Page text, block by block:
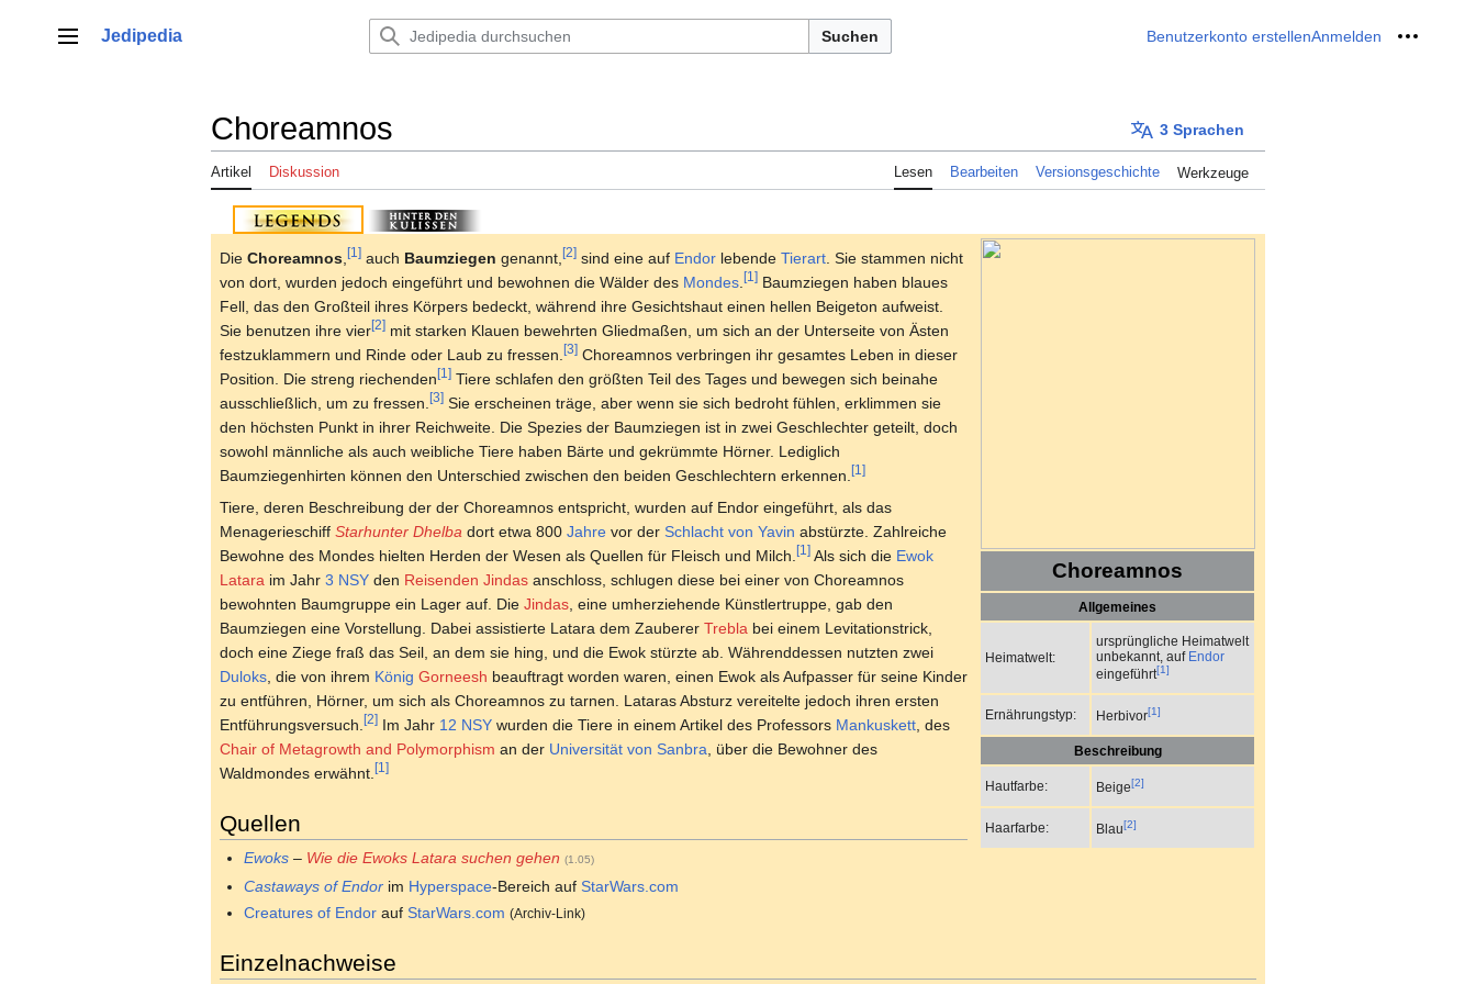
springenHauptmenü
Jedipedia Suchen Benutzerkonto erstellenAnmelden Meine
Choreamnos 3 Sprachen
Artikel Diskussion Lesen Bearbeiten Versionsgeschichte Werkzeuge
Choreamnos
Allgemeines
Heimatwelt:
ursprüngliche Heimatwelt
unbekannt, auf Endor
eingeführt[1]
Ernährungstyp: Herbivor[1]
Beschreibung
Hautfarbe: Beige[2]
Haarfarbe: Blau[2]
Die Choreamnos [1] auch Baumziegen genannt, [2] sind eine auf Endor lebende Tierart . Sie stammen nicht
von dort, wurden jedoch eingeführt und bewohnen die Wälder des Mondes [1] Baumziegen haben blaues
Fell, das den Großteil ihres Körpers bedeckt, während ihre Gesichtshaut einen hellen Beigeton aufweist.
Sie benutzen ihre vier[2] mit starken Klauen bewehrten Gliedmaßen, um sich an der Unterseite von Ästen
festzuklammern und Rinde oder Laub zu fressen. [3] Choreamnos verbringen ihr gesamtes Leben in dieser
Position. Die streng riechenden [1] Tiere schlafen den größten Teil des Tages und bewegen sich beinahe
ausschließlich, um zu fressen. [3] Sie erscheinen träge, aber wenn sie sich bedroht fühlen, erklimmen sie
den höchsten Punkt in ihrer Reichweite. Die Spezies der Baumziegen ist in zwei Geschlechter geteilt, doch
sowohl männliche als auch weibliche Tiere haben Bärte und gekrümmte Hörner. Lediglich
Baumziegenhirten können den Unterschied zwischen den beiden Geschlechtern erkennen. [1]
Tiere, deren Beschreibung der der Choreamnos entspricht, wurden auf Endor eingeführt, als das
Menagerieschiff Starhunter Dhelba dort etwa 800 Jahre vor der Schlacht von Yavin abstürzte. Zahlreiche
Bewohne des Mondes hielten Herden der Wesen als Quellen für Fleisch und Milch. [1] Als sich die Ewok
Latara im Jahr 3 NSY den Reisenden Jindas anschloss, schlugen diese bei einer von Choreamnos
bewohnten Baumgruppe ein Lager auf. Die Jindas , eine umherziehende Künstlertruppe, gab den
Baumziegen eine Vorstellung. Dabei assistierte Latara dem Zauberer Trebla bei einem Levitationstrick,
doch eine Ziege fraß das Seil, an dem sie hing, und die Ewok stürzte ab. Währenddessen nutzten zwei
Duloks , die von ihrem König Gorneesh beauftragt worden waren, einen Ewok als Aufpasser für seine Kinder
zu entführen, Hörner, um sich als Choreamnos zu tarnen. Lataras Absturz vereitelte jedoch ihren ersten
Entführungsversuch. [2] Im Jahr 12 NSY wurden die Tiere in einem Artikel des Professors Mankuskett , des
Chair of Metagrowth and Polymorphism an der Universität von Sanbra , über die Bewohner des
Waldmondes erwähnt. [1]
Quellen
Ewoks – Wie die Ewoks Latara suchen gehen (1.05)
Castaways of Endor im Hyperspace-Bereich aufStarWars.com
Creatures of Endor aufStarWars.com (Archiv-Link)
Einzelnachweise